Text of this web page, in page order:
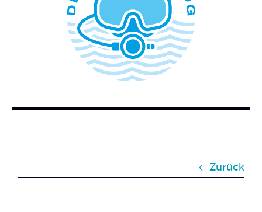
WER STECKT HINTER DEM TAUCHERBLOG?
BUCH BESTELLEN
Zurück